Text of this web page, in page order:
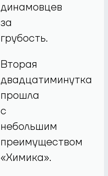
динамовцев
за
грубость.
Вторая
двадцатиминутка
прошла
с
небольшим
преимуществом
«Химика».